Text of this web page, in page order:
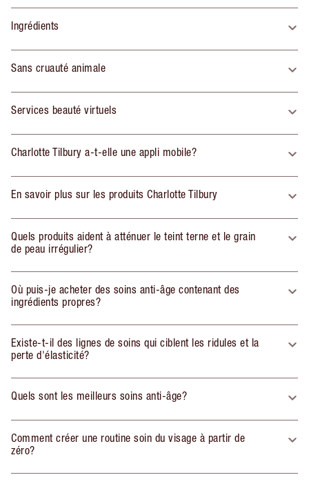
Ingrédients
Sans cruauté animale
Services beauté virtuels
Charlotte Tilbury a-t-elle une appli mobile?
En savoir plus sur les produits Charlotte Tilbury
Quels produits aident à atténuer le teint terne et le grain
de peau irrégulier?
Où puis-je acheter des soins anti-âge contenant des
ingrédients propres?
Existe-t-il des lignes de soins qui ciblent les ridules et la
perte d'élasticité?
Quels sont les meilleurs soins anti-âge?
Comment créer une routine soin du visage à partir de
zéro?